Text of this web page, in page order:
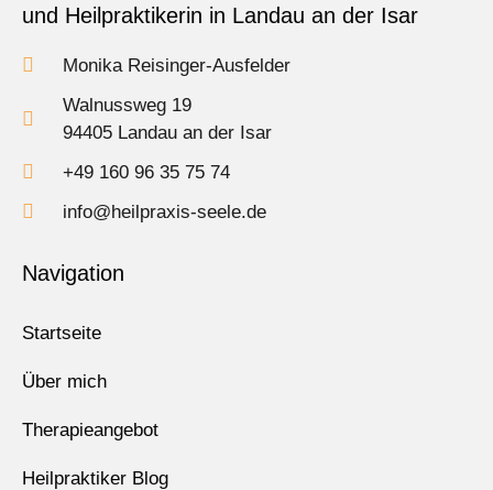
und Heilpraktikerin in Landau an der Isar
Monika Reisinger-Ausfelder
Walnussweg 19
94405 Landau an der Isar
+49 160 96 35 75 74
info@heilpraxis-seele.de
Navigation
Startseite
Über mich
Therapieangebot
Heilpraktiker Blog